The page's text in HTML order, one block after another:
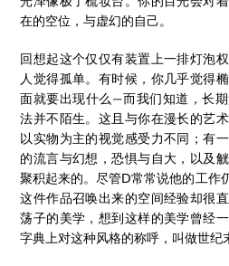
在的空位，与虚幻的自己。
回想起这个仅仅有装置上一排灯泡
人觉得孤单。有时候，你几乎觉得
面就要出现什么—而我们知道，长
法并不陌生。这且与你在漫长的艺
以实物为主的视觉感受力不同；有
的流言与幻想，恐惧与自大，以及
聚积起来的。尽管D常常说他的工作
这件作品召唤出来的空间经验却很
荡子的美学，想到这样的美学曾经
字典上对这种风格的称呼，叫做世纪